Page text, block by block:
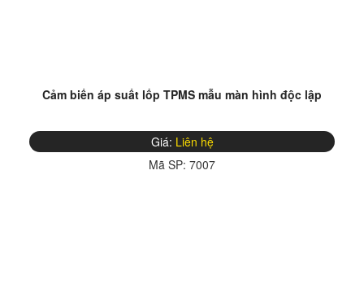
Cảm biến áp suất lốp TPMS mẫu màn hình độc lập
Giá: Liên hệ
Mã SP: 7007